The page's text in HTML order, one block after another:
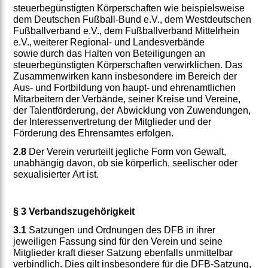
steuerbegünstigten Körperschaften wie beispielsweise
dem Deutschen Fußball-Bund e.V., dem Westdeutschen
Fußballverband e.V., dem Fußballverband Mittelrhein
e.V., weiterer Regional- und Landesverbände
sowie durch das Halten von Beteiligungen an
steuerbegünstigten Körperschaften verwirklichen. Das
Zusammenwirken kann insbesondere im Bereich der
Aus- und Fortbildung von haupt- und ehrenamtlichen
Mitarbeitern der Verbände, seiner Kreise und Vereine,
der Talentförderung, der Abwicklung von Zuwendungen,
der Interessenvertretung der Mitglieder und der
Förderung des Ehrensamtes erfolgen.
2.8 Der Verein verurteilt jegliche Form von Gewalt,
unabhängig davon, ob sie körperlich, seelischer oder
sexualisierter Art ist.
§ 3 Verbandszugehörigkeit
3.1 Satzungen und Ordnungen des DFB in ihrer
jeweiligen Fassung sind für den Verein und seine
Mitglieder kraft dieser Satzung ebenfalls unmittelbar
verbindlich. Dies gilt insbesondere für die DFB-Satzung,